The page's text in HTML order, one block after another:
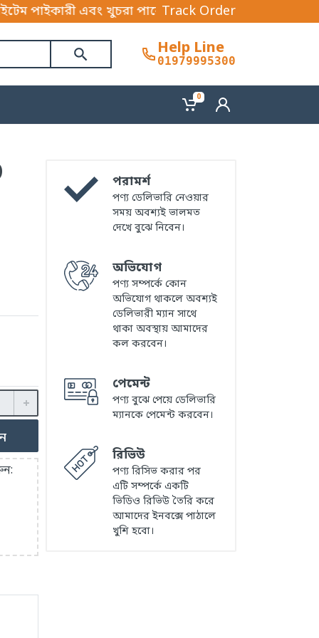
খুচরা পাবেন। আপনি আমাদের পণ্যের সেবা
Track Order
Help Line
01979995300
0
পরামর্শ
পণ্য ডেলিভারি নেওয়ার
সময় অবশ্যই ভালমত
দেখে বুঝে নিবেন।
অভিযোগ
পণ্য সম্পর্কে কোন
অভিযোগ থাকলে অবশ্যই
ডেলিভারী ম্যান সাথে
থাকা অবস্থায় আমাদের
কল করবেন।
পেমেন্ট
পণ্য বুঝে পেয়ে ডেলিভারি
ম্যানকে পেমেন্ট করবেন।
রিভিউ
পণ্য রিসিভ করার পর
এটি সম্পর্কে একটি
ভিডিও রিভিউ তৈরি করে
আমাদের ইনবক্সে পাঠালে
খুশি হবো।